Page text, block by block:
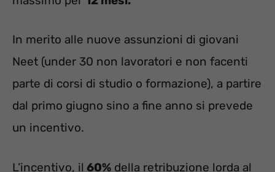
In merito alle nuove assunzioni di giovani
Neet (under 30 non lavoratori e non facenti
parte di corsi di studio o formazione), a partire
dal primo giugno sino a fine anno si prevede
un incentivo.
L’incentivo, il 60% della retribuzione lorda al